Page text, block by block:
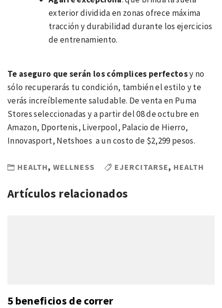
exterior dividida en zonas ofrece máxima
tracción y durabilidad durante los ejercicios
de entrenamiento.
Te aseguro que serán los cómplices perfectosy no
sólo recuperarás tu condición, también el estilo y te
verás increíblemente saludable. De venta en Puma
Stores seleccionadas y a partir del 08 de octubre en
Amazon, Dportenis, Liverpool, Palacio de Hierro,
Innovasport, Netshoes a un costo de $2,299 pesos.
HEALTH, WELLNESS EJERCITARSE, HEALTH
Artículos relacionados
5 beneficios de correr